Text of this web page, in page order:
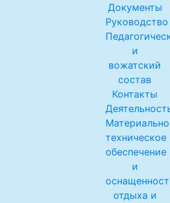
Документы
Руководство
и
вожатский
состав
Контакты
техническое
обеспечение
и
отдыха и